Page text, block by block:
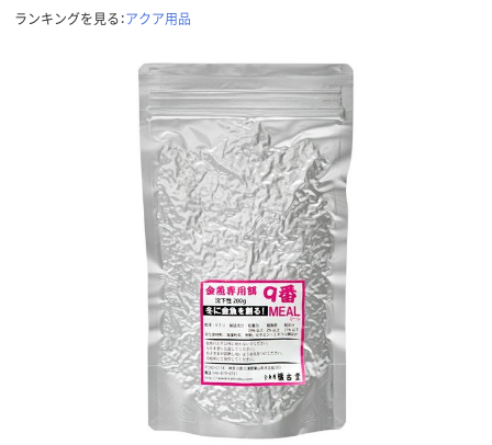
ランキングを見る：アクア用品